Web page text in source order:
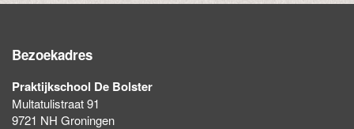
Bezoekadres
Praktijkschool De Bolster
Multatulistraat 91
9721 NH Groningen